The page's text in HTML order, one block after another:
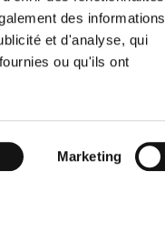
des informations
et d'analyse, qui
ou qu'ils ont
Marketing